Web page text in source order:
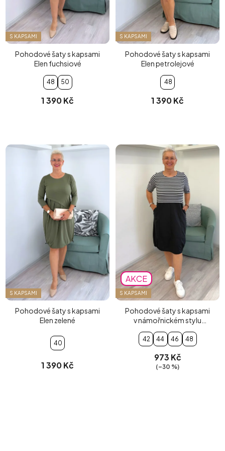
S KAPSAMI
Pohodové šaty s kapsami
Elen fuchsiové
48 50
1 390 Kč
S KAPSAMI
Pohodové šaty s kapsami
Elen petrolejové
48
1 390 Kč
S KAPSAMI
Pohodové šaty s kapsami
Elen zelené
40
1 390 Kč
AKCE
S KAPSAMI
Pohodové šaty s kapsami
v námořnickém stylu
černobílé
42 44 46 48
973 Kč
(–30 %)